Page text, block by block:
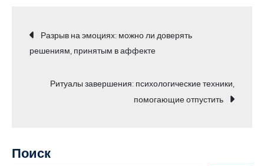
Навигация
по
записям
Разрыв на эмоциях: можно ли доверять
решениям, принятым в аффекте
Ритуалы завершения: психологические техники,
помогающие отпустить
Поиск